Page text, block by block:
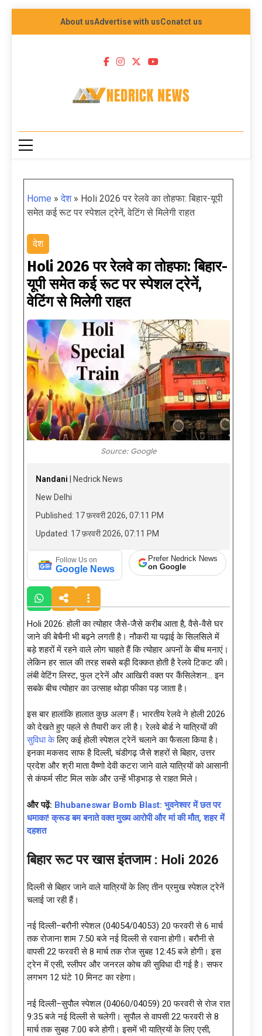
About usAdvertise with usConatct us
NEDRICK NEWS
Home »देश» Holi 2026 पर रेलवे का तोहफा: बिहार-यूपी
समेत कई रूट पर स्पेशल ट्रेनें, वेटिंग से मिलेगी राहत
देश
Holi 2026 पर रेलवे का तोहफा: बिहार-
यूपी समेत कई रूट पर स्पेशल ट्रेनें,
वेटिंग से मिलेगी राहत
Source: Google
Nandani | Nedrick News
New Delhi
Published: 17 फ़रवरी 2026, 07:11 PM
Updated: 17 फ़रवरी 2026, 07:11 PM
Follow Us on
Google News
Prefer Nedrick News
on Google
Holi 2026: होली का त्योहार जैसे-जैसे करीब आता है, वैसे-वैसे घर
जाने की बेचैनी भी बढ़ने लगती है। नौकरी या पढ़ाई के सिलसिले में
बड़े शहरों में रहने वाले लोग चाहते हैं कि त्योहार अपनों के बीच मनाएं।
लेकिन हर साल की तरह सबसे बड़ी दिक्कत होती है रेलवे टिकट की।
लंबी वेटिंग लिस्ट, फुल ट्रेनें और आखिरी वक्त पर कैंसिलेशन… इन
सबके बीच त्योहार का उत्साह थोड़ा फीका पड़ जाता है।
इस बार हालांकि हालात कुछ अलग हैं। भारतीय रेलवे ने होली 2026
को देखते हुए पहले से तैयारी कर ली है। रेलवे बोर्ड ने यात्रियों की
सुविधा केलिए कई होली स्पेशल ट्रेनें चलाने का फैसला किया है।
इनका मकसद साफ है दिल्ली, चंडीगढ़ जैसे शहरों से बिहार, उत्तर
प्रदेश और श्री माता वैष्णो देवी कटरा जाने वाले यात्रियों को आसानी
से कंफर्म सीट मिल सके और उन्हें भीड़भाड़ से राहत मिले।
और पढ़ें: Bhubaneswar Bomb Blast: भुवनेश्वर में छत पर
धमाका! क्रूड बम बनाते वक्त मुख्य आरोपी और मां की मौत, शहर में
दहशत
बिहार रूट पर खास इंतजाम : Holi 2026
दिल्ली से बिहार जाने वाले यात्रियों के लिए तीन प्रमुख स्पेशल ट्रेनें
चलाई जा रही हैं।
नई दिल्ली–बरौनी स्पेशल (04054/04053) 20 फरवरी से 6 मार्च
तक रोजाना शाम 7:50 बजे नई दिल्ली से रवाना होगी। बरौनी से
वापसी 22 फरवरी से 8 मार्च तक रोज सुबह 12:45 बजे होगी। इस
ट्रेन में एसी, स्लीपर और जनरल कोच की सुविधा दी गई है। सफर
लगभग 12 घंटे 10 मिनट का रहेगा।
नई दिल्ली–सुपौल स्पेशल (04060/04059) 20 फरवरी से रोज रात
9:35 बजे नई दिल्ली से चलेगी। सुपौल से वापसी 22 फरवरी से 8
मार्च तक सुबह 7:00 बजे होगी। इसमें भी यात्रियों के लिए एसी,